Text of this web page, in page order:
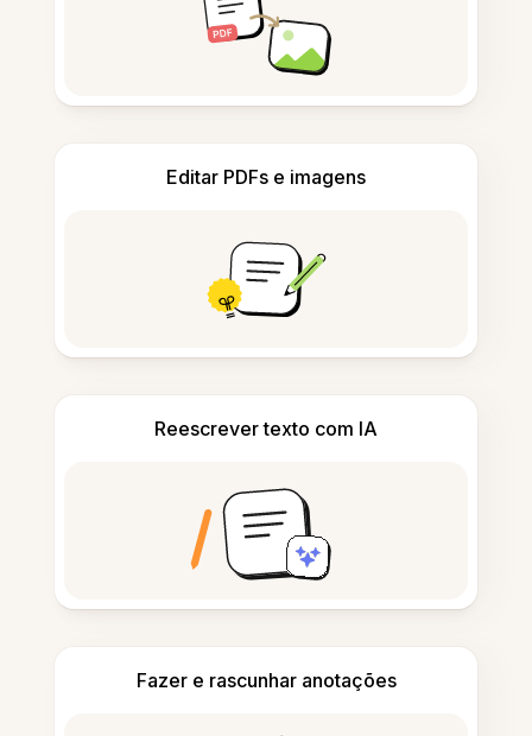
Editar PDFs e imagens
Reescrever texto com IA
Fazer e rascunhar anotações